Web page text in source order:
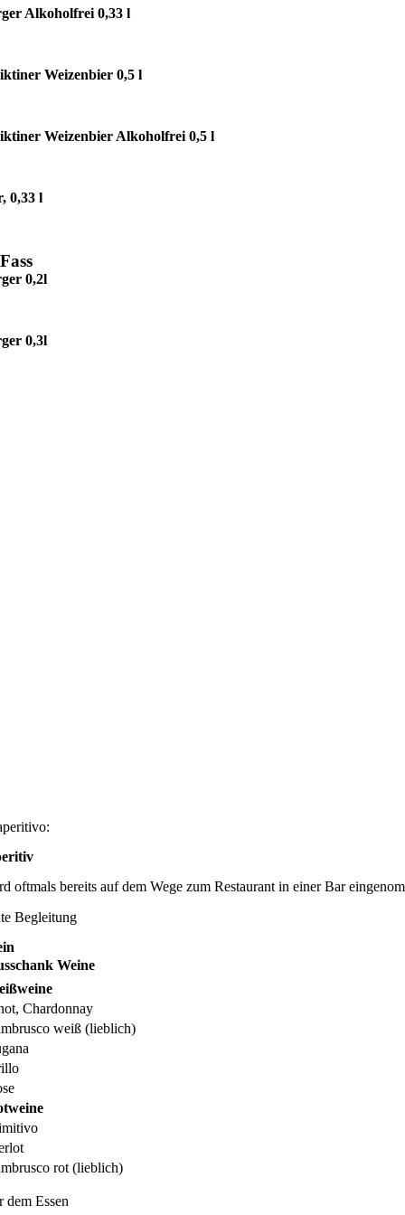
Alkoholfrei 0,33 l
Weizenbier 0,5 l
Weizenbier Alkoholfrei 0,5 l
0,33 l
0,2l
0,3l
oftmals bereits auf dem Wege zum Restaurant in einer Bar
Begleitung
Weine
Chardonnay
weiß (lieblich)
rot (lieblich)
dem Essen